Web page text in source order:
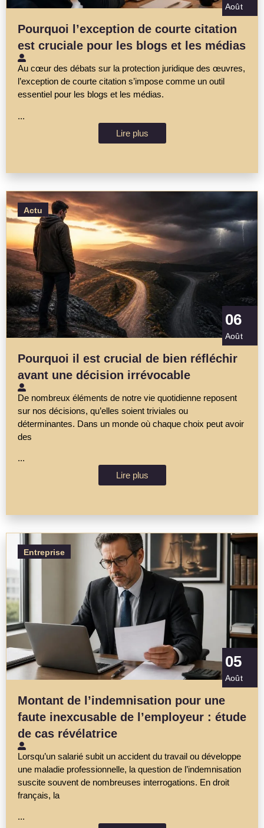
Août
Pourquoi l’exception de courte citation
est cruciale pour les blogs et les médias
Au cœur des débats sur la protection juridique des œuvres,
l’exception de courte citation s’impose comme un outil
essentiel pour les blogs et les médias.
...
Lire plus
Actu
06
Août
Pourquoi il est crucial de bien réfléchir
avant une décision irrévocable
De nombreux éléments de notre vie quotidienne reposent
sur nos décisions, qu’elles soient triviales ou
déterminantes. Dans un monde où chaque choix peut avoir
des
...
Lire plus
Entreprise
05
Août
Montant de l’indemnisation pour une
faute inexcusable de l’employeur : étude
de cas révélatrice
Lorsqu’un salarié subit un accident du travail ou développe
une maladie professionnelle, la question de l’indemnisation
suscite souvent de nombreuses interrogations. En droit
français, la
...